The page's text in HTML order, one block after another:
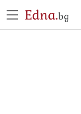
Edna.bg